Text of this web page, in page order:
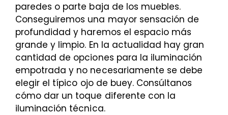
paredes o parte baja de los muebles.
Conseguiremos una mayor sensación de
profundidad y haremos el espacio más
grande y limpio. En la actualidad hay gran
cantidad de opciones para la iluminación
empotrada y no necesariamente se debe
elegir el típico ojo de buey. Consúltanos
cómo dar un toque diferente con la
iluminación técnica.